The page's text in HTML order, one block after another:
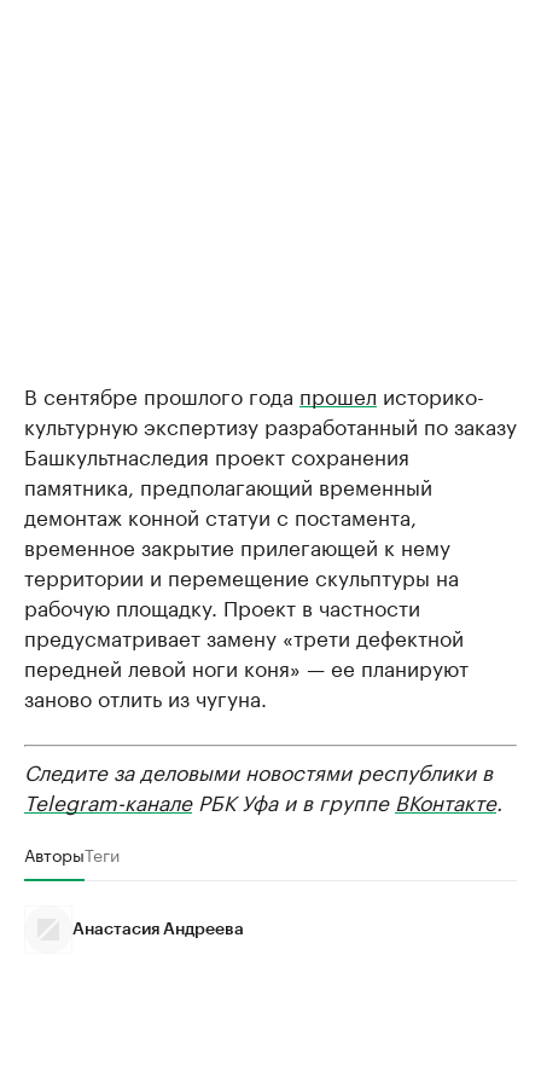
В сентябре прошлого года прошел историко-
культурную экспертизу разработанный по заказу
Башкультнаследия проект сохранения
памятника, предполагающий временный
демонтаж конной статуи с постамента,
временное закрытие прилегающей к нему
территории и перемещение скульптуры на
рабочую площадку. Проект в частности
предусматривает замену «трети дефектной
передней левой ноги коня» — ее планируют
заново отлить из чугуна.
Следите за деловыми новостями республики в
Telegram-каналеРБК Уфа и в группе ВКонтакте.
АвторыТеги
Анастасия Андреева